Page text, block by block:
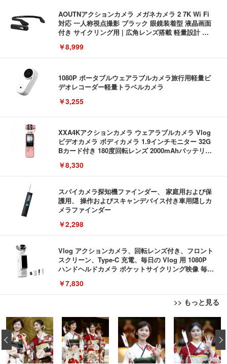
AOUTNアクションカメラ メガネカメラ 2 7K Wi Fi
対応 一人称視点撮影 ブラック 眼鏡装着型 液晶画面
付き サイクリング用 | 広角レンズ搭載 軽量設計 簡
軽量ボディ設計 録音機能対応 着脱しやすい構造 旅
行記録にも使いやすい (S111 ブラック + イヤーフッ
￥8,999
1080P ポータブルウェアラブルカメラ旅行用軽量ビ
デオレコーダー軽量トラベルカメラ
￥3,255
XXA4Kアクションカメラ ウェアラブルカメラ Vlog
ビデオカメラ ボディカメラ 1.9インチモニター 32G
Bカード付き 180度回転レンズ 2000mAhバッテリー
行 アウトドア 会議商談 授業 スポーツカメラ 三角ス
タンド付き 日本語取扱説明書 (ピンク)
￥8,330
スパイカメラ探知機ファインダー、 家庭用および保
護用、 操作およびスキャンデバイス付き車用隠しカ
メラファインダー
￥2,298
Vlog アクションカメラ、回転レンズ付き、フロント
スクリーン、Type-C 充電、毎日の Vlog 用 1080P
ハンドヘルドカメラ ポケットサイクリング映像 毎日
￥7,830
>> もっと見る
EIZO ビジネス向けプレミアムモニター | FlexScan
EV3240X-WT | 31.5型4K UHD・USB Type-C・ホワ
イト
￥105,595
【ミニPC 最強 ゲーミング PC】GMKtec NucBox K
8 PlusミニPCゲーミング AMD R7 8845HS搭載 【R
9 7940HS/8745HS/H255より上位】Radeon 780M | 1
28GB DDR5拡張可能 32GB DDR5+1TB SSD |Oculi
nk・USB4.0×2 | Win11 Pro 5.1GHz | Win11 Pro | 8
￥122,848
エレコム 充電器 Type-C USB-C 20W USB PD対応
ケーブル一体型 1.5m PSE認証品 GaN採用 折りたた
み式プラグ しろちゃん 【 iPhone16 15 等対応】 E
C-AC6920WF
￥1,090
‹